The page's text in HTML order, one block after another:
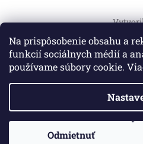
Na prispôsobenie obsahu a
funkcií sociálnych médií a
používame súbory cookie.
Odmietnuť
ZO ZDRAVOTNÝCH DÔVODOV
p
Copyright 2026HEMI Elektro
Upraviť
Informácie
|Certifikáty|